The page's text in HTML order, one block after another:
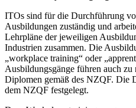
ITOs sind für die Durchführung
Ausbildungen zuständig und
Lehrpläne der jeweiligen
Industrien zusammen. Die
„workplace training“ oder
Ausbildungsgänge führen auch
Diplomen gemäß des NZQF. Die
dem NZQF festgelegt.